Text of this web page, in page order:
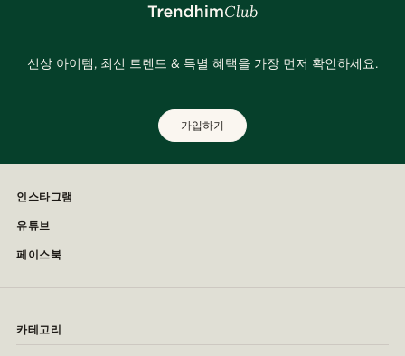
신상 아이템, 최신 트렌드 & 특별 혜택을 가장 먼저 확인하세요.
가입하기
인스타그램
유튜브
페이스북
카테고리